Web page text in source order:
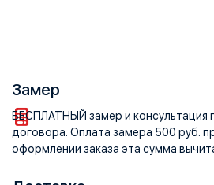
Замер
БЕСПЛАТНЫЙ замер и консультация
договора. Оплата замера 500 руб.
оформлении заказа эта сумма